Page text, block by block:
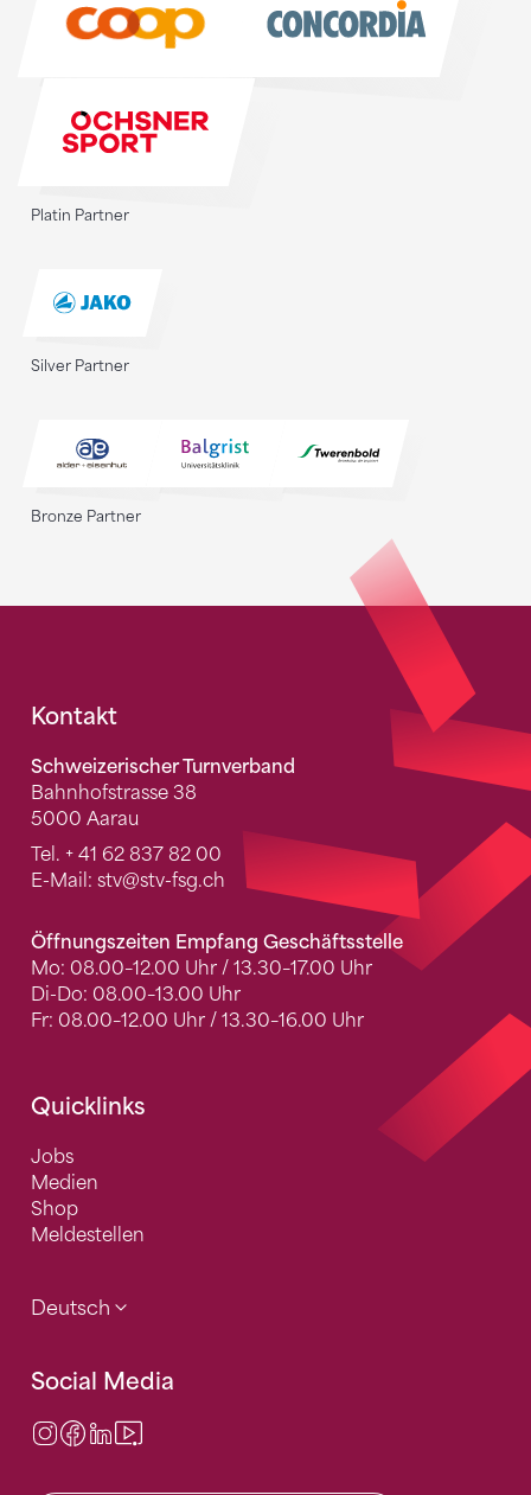
Platin Partner
Silver Partner
Bronze Partner
Fusszeile
Kontakt
Schweizerischer Turnverband
Bahnhofstrasse 38
5000 Aarau
Tel. + 41 62 837 82 00
E-Mail: stv@stv-fsg.ch
Öffnungszeiten Empfang Geschäftsstelle
Mo: 08.00–12.00 Uhr / 13.30–17.00 Uhr
Di-Do: 08.00–13.00 Uhr
Fr: 08.00–12.00 Uhr / 13.30–16.00 Uhr
Quicklinks
Jobs
Medien
Shop
Meldestellen
Deutsch
Social Media
Instagram
Facebook
LinkedIn